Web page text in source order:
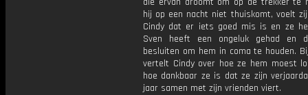
hij op een nacht niet thuiskomt, voelt
Cindy dat er iets goed mis is en ze
Sven heeft een ongeluk gehad en
besluiten om hem in coma te houden.
vertelt Cindy over hoe ze hem moest
hoe dankbaar ze is dat ze zijn
jaar samen met zijn vrienden viert.